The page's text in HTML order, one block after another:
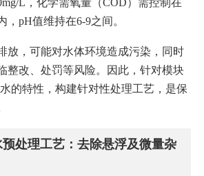
L，化学需氧量（COD）需控制在
，pH值维持在6-9之间。
放，可能对水体环境造成污染，同时
整改、处罚等风险。因此，针对模块
的特性，构建针对性处理工艺，是保
处理工艺：去除悬浮及微量杂